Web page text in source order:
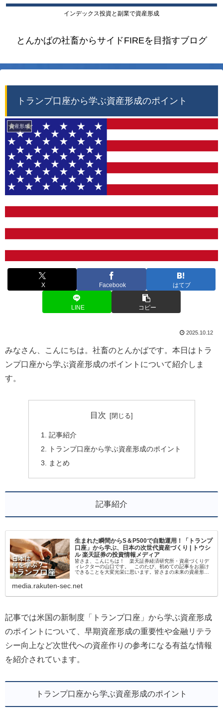
インデックス投資と副業で資産形成
とんかばの社畜からサイドFIREを目指すブログ
トランプ口座から学ぶ資産形成のポイント
資産形成
X Facebook はてブ
LINE コピー
2025.10.12
みなさん、こんにちは。社畜のとんかばです。本日はトラ
ンプ口座から学ぶ資産形成のポイントについて紹介しま
す。
目次
記事紹介
トランプ口座から学ぶ資産形成のポイント
まとめ
記事紹介
生まれた瞬間からS＆P500で自動運用！「トランプ
口座」から学ぶ、日本の次世代資産づくり | トウシ
ル 楽天証券の投資情報メディア
皆さま、こんにちは！ 楽天証券経済研究所・資産づくりデ
ィレクターの山口です。 このたび、初めての記事をお届け
できることを大変光栄に思います。皆さまの未来の資産形成
てまいりますので、ど…
media.rakuten-sec.net
記事では米国の新制度「トランプ口座」から学ぶ資産形成
のポイントについて、早期資産形成の重要性や金融リテラ
シー向上など次世代への資産作りの参考になる有益な情報
を紹介されています。
トランプ口座から学ぶ資産形成のポイント